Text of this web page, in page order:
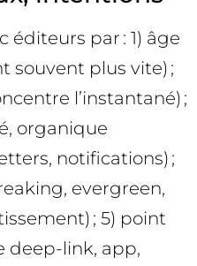
éditeurs par : 1) âge
souvent plus vite) ;
l’instantané) ;
organique
notifications) ;
evergreen,
; 5) point
deep-link, app,